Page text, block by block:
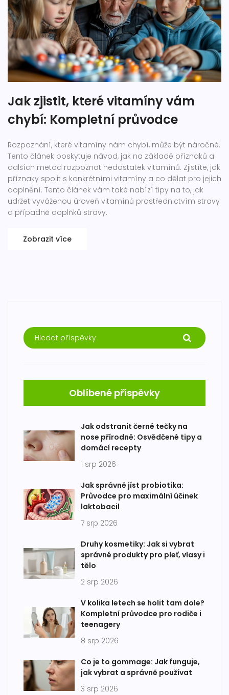
Jak zjistit, které vitamíny vám
chybí: Kompletní průvodce
Rozpoznání, které vitamíny nám chybí, může být náročné.
Tento článek poskytuje návod, jak na základě příznaků a
dalších metod rozpoznat nedostatek vitamínů. Zjistíte, jak
příznaky spojit s konkrétními vitamíny a co dělat pro jejich
doplnění. Tento článek vám také nabízí tipy na to, jak
udržet vyváženou úroveň vitamínů prostřednictvím stravy
a případně doplňků stravy.
Zobrazit více
Oblíbené příspěvky
Jak odstranit černé tečky na
nose přírodně: Osvědčené tipy a
domácí recepty
1 srp 2026
Jak správně jíst probiotika:
Průvodce pro maximální účinek
laktobacil
7 srp 2026
Druhy kosmetiky: Jak si vybrat
správné produkty pro pleť, vlasy i
tělo
2 srp 2026
V kolika letech se holit tam dole?
Kompletní průvodce pro rodiče i
teenagery
8 srp 2026
Co je to gommage: Jak funguje,
jak vybrat a správně používat
3 srp 2026